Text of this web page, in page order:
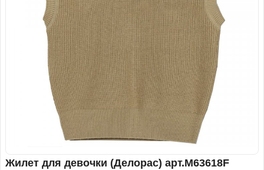
Жилет для девочки (Делорас) арт.M63618F